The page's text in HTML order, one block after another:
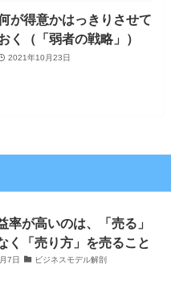
が得意かはっきりさせて
く（「弱者の戦略」）
2021年10月23日
率が高いのは、「売る」
く「売り方」を売ること
7日 ビジネスモデル解剖